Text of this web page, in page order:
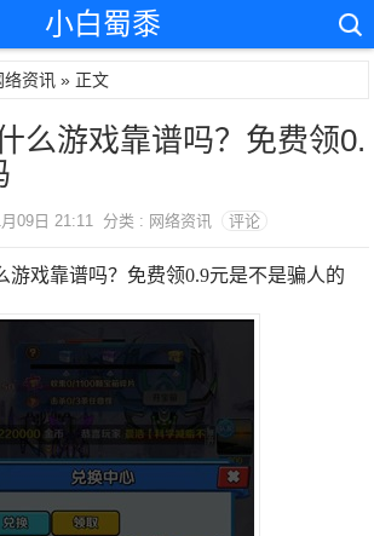
小白蜀黍
络资讯 » 正文
么游戏靠谱吗？免费领0.
09日 21:11 分类 : 网络资讯 评论
游戏靠谱吗？免费领0.9元是不是骗人的